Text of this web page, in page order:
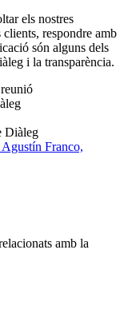
els nostres
respondre amb
són alguns dels
i la transparència.
amb la